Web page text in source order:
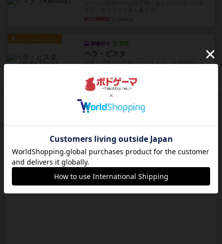
約15時間前
ルール/インスト
画像付き 充実
ベラ・ビスタ
約15時間前 by jurong